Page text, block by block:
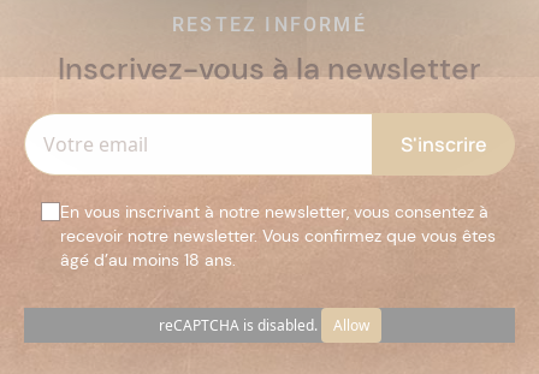
RESTEZ INFORMÉ
Inscrivez-vous à la newsletter
En vous inscrivant à notre newsletter, vous consentez à
recevoir notre newsletter. Vous confirmez que vous êtes
âgé d’au moins 18 ans.
reCAPTCHA is disabled. Allow